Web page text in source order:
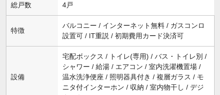
総戸数 4戸
特徴
バルコニー / インターネット無料 / ガスコンロ
設置可 / IT重説 / 初期費用カード決済可
設備
宅配ボックス / トイレ(専用) / バス・トイレ別 /
シャワー / 給湯 / エアコン / 室内洗濯機置場 /
温水洗浄便座 / 照明器具付き / 複層ガラス / モ
ニタ付インターホン / 収納 / 室内物干し / デジ